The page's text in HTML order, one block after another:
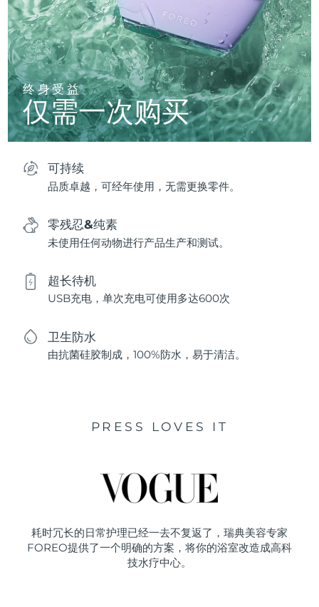
终身受益
仅需一次购买
可持续
品质卓越，可经年使用，无需更换零件。
零残忍&纯素
未使用任何动物进行产品生产和测试。
超长待机
USB充电，单次充电可使用多达600次
卫生防水
由抗菌硅胶制成，100%防水，易于清洁。
PRESS LOVES IT
耗时冗长的日常护理已经一去不复返了，瑞典美容专家
FOREO提供了一个明确的方案，将你的浴室改造成高科
技水疗中心。